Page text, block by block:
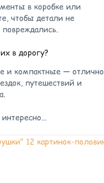
в коробке или
чтобы детали не
в дорогу?
и компактные — отлично
путешествий и